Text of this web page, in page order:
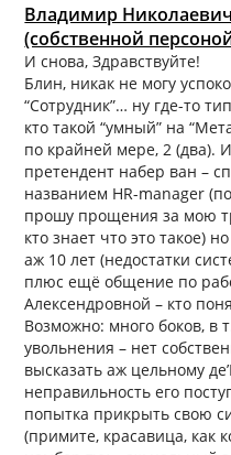
Владимир Николаевич
(собственной
И снова, Здравствуйте!
Блин, никак не могу
“Сотрудник”… ну где-то
кто такой “умный” на
по крайней мере, 2 (два).
претендент набер ван –
названием HR-manager
прошу прощения за мою
кто знает что это такое)
аж 10 лет (недостатки
плюс ещё общение по
Алексендровной – кто
Возможно: много боков, в
увольнения – нет
высказать аж цельному
неправильность его
попытка прикрыть свою
(примите, красавица, как